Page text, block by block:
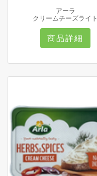
アーラ
クリームチーズライト
商品詳細